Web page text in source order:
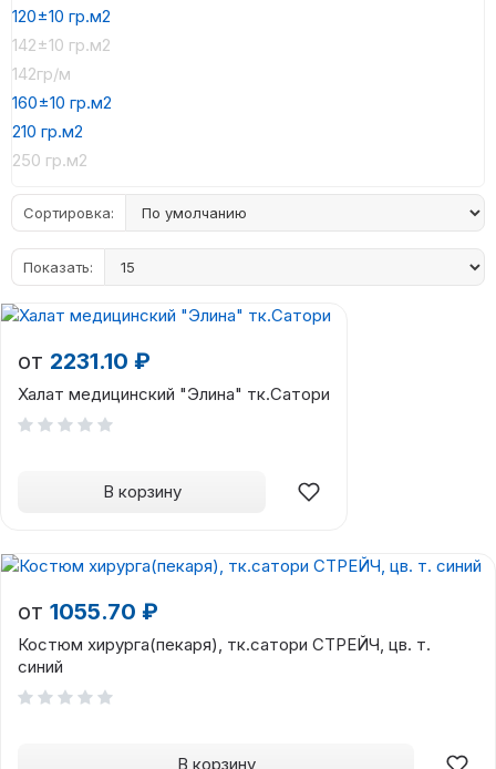
120±10 гр.м2
142±10 гр.м2
142гр/м
160±10 гр.м2
210 гр.м2
250 гр.м2
Сортировка:
Показать:
от 2231.10 ₽
Халат медицинский "Элина" тк.Сатори
В корзину
от 1055.70 ₽
Костюм хирурга(пекаря), тк.сатори СТРЕЙЧ, цв. т.
синий
В корзину